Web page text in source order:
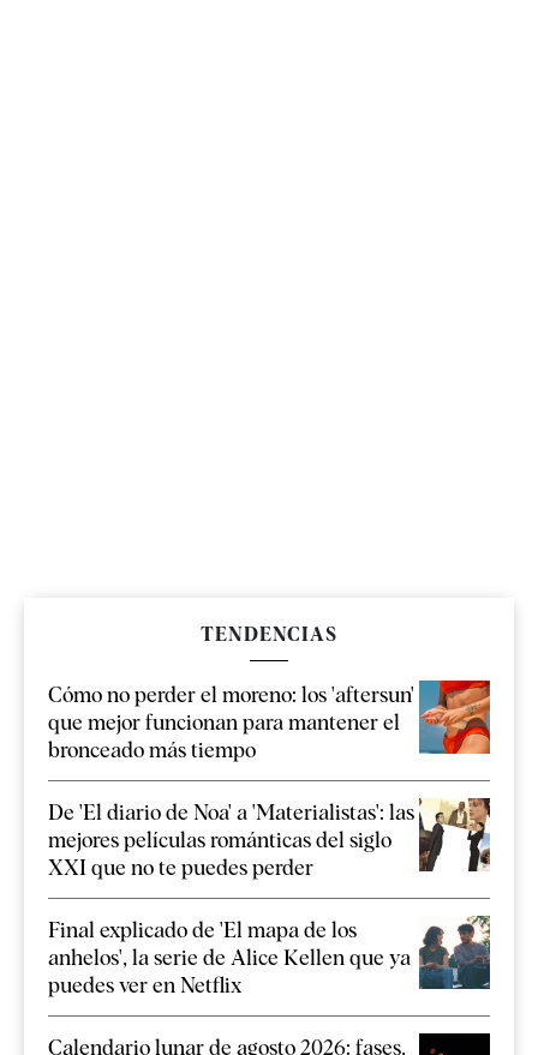
TENDENCIAS
Cómo no perder el moreno: los 'aftersun'
que mejor funcionan para mantener el
bronceado más tiempo
De 'El diario de Noa' a 'Materialistas': las
mejores películas románticas del siglo
XXI que no te puedes perder
Final explicado de 'El mapa de los
anhelos', la serie de Alice Kellen que ya
puedes ver en Netflix
Calendario lunar de agosto 2026: fases,